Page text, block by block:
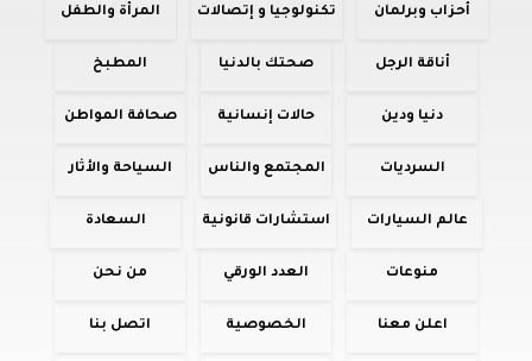
أحزاب وبرلمان تكنولوجيا و إتصالات المرأة والطفل
أناقة الرجل صحتك بالدنيا المطبخ
دنيا ودين حالات إنسانية صحافة المواطن
السرديات المجتمع والناس السياحة والأثار
عالم السيارات استشارات قانونية السعادة
منوعات العدد الورقي من نحن
اعلن معنا الخصوصية اتصل بنا